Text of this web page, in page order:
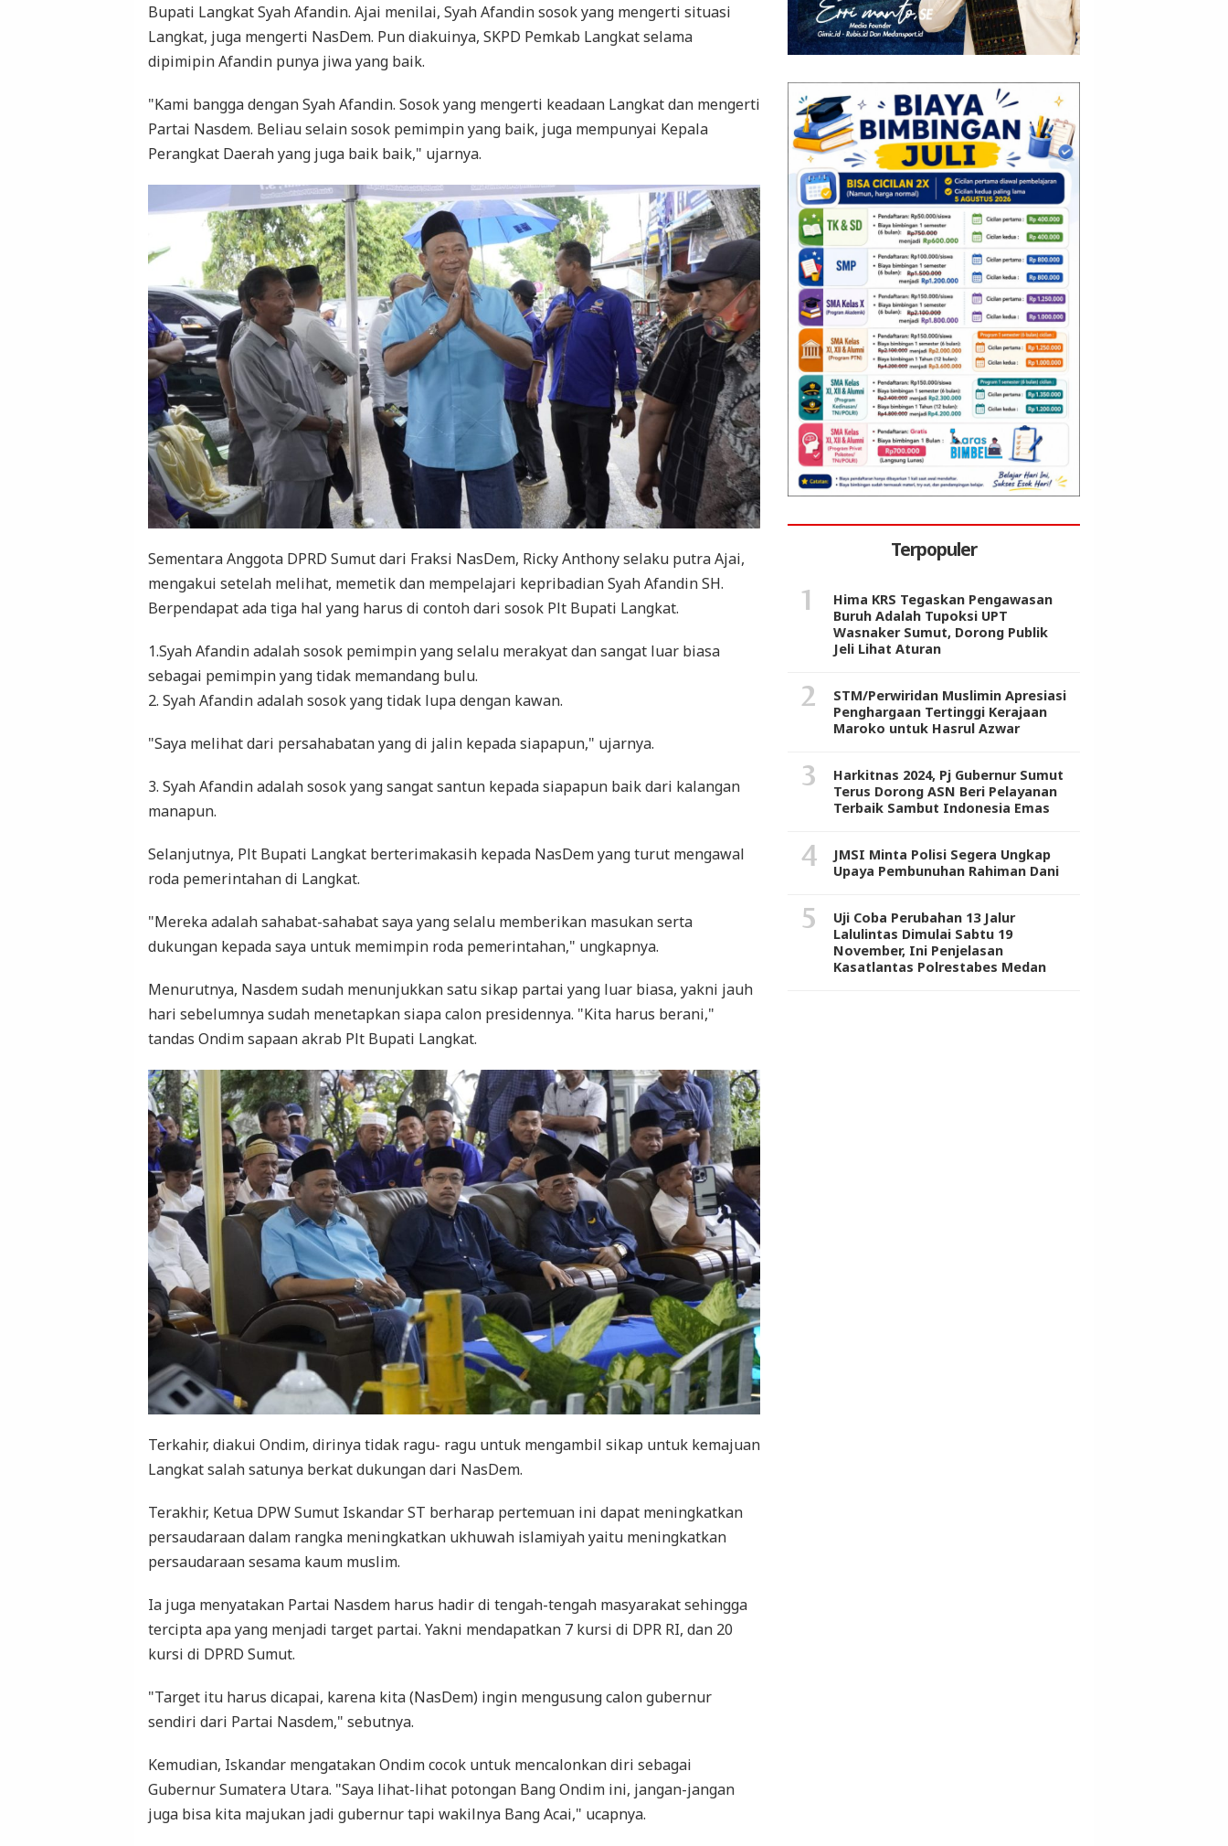
Bupati Langkat Syah Afandin. Ajai menilai, Syah Afandin sosok yang mengerti situasi
Langkat, juga mengerti NasDem. Pun diakuinya, SKPD Pemkab Langkat selama
dipimipin Afandin punya jiwa yang baik.
"Kami bangga dengan Syah Afandin. Sosok yang mengerti keadaan Langkat dan mengerti
Partai Nasdem. Beliau selain sosok pemimpin yang baik, juga mempunyai Kepala
Perangkat Daerah yang juga baik baik," ujarnya.
Sementara Anggota DPRD Sumut dari Fraksi NasDem, Ricky Anthony selaku putra Ajai,
mengakui setelah melihat, memetik dan mempelajari kepribadian Syah Afandin SH.
Berpendapat ada tiga hal yang harus di contoh dari sosok Plt Bupati Langkat.
1.Syah Afandin adalah sosok pemimpin yang selalu merakyat dan sangat luar biasa
sebagai pemimpin yang tidak memandang bulu.
2. Syah Afandin adalah sosok yang tidak lupa dengan kawan.
"Saya melihat dari persahabatan yang di jalin kepada siapapun," ujarnya.
3. Syah Afandin adalah sosok yang sangat santun kepada siapapun baik dari kalangan
manapun.
Selanjutnya, Plt Bupati Langkat berterimakasih kepada NasDem yang turut mengawal
roda pemerintahan di Langkat.
"Mereka adalah sahabat-sahabat saya yang selalu memberikan masukan serta
dukungan kepada saya untuk memimpin roda pemerintahan," ungkapnya.
Menurutnya, Nasdem sudah menunjukkan satu sikap partai yang luar biasa, yakni jauh
hari sebelumnya sudah menetapkan siapa calon presidennya. "Kita harus berani,"
tandas Ondim sapaan akrab Plt Bupati Langkat.
Terkahir, diakui Ondim, dirinya tidak ragu- ragu untuk mengambil sikap untuk kemajuan
Langkat salah satunya berkat dukungan dari NasDem.
Terakhir, Ketua DPW Sumut Iskandar ST berharap pertemuan ini dapat meningkatkan
persaudaraan dalam rangka meningkatkan ukhuwah islamiyah yaitu meningkatkan
persaudaraan sesama kaum muslim.
Ia juga menyatakan Partai Nasdem harus hadir di tengah-tengah masyarakat sehingga
tercipta apa yang menjadi target partai. Yakni mendapatkan 7 kursi di DPR RI, dan 20
kursi di DPRD Sumut.
"Target itu harus dicapai, karena kita (NasDem) ingin mengusung calon gubernur
sendiri dari Partai Nasdem," sebutnya.
Kemudian, Iskandar mengatakan Ondim cocok untuk mencalonkan diri sebagai
Gubernur Sumatera Utara. "Saya lihat-lihat potongan Bang Ondim ini, jangan-jangan
juga bisa kita majukan jadi gubernur tapi wakilnya Bang Acai," ucapnya.
Terpopuler
Hima KRS Tegaskan Pengawasan
Buruh Adalah Tupoksi UPT
Wasnaker Sumut, Dorong Publik
Jeli Lihat Aturan
STM/Perwiridan Muslimin Apresiasi
Penghargaan Tertinggi Kerajaan
Maroko untuk Hasrul Azwar
Harkitnas 2024, Pj Gubernur Sumut
Terus Dorong ASN Beri Pelayanan
Terbaik Sambut Indonesia Emas
JMSI Minta Polisi Segera Ungkap
Upaya Pembunuhan Rahiman Dani
Uji Coba Perubahan 13 Jalur
Lalulintas Dimulai Sabtu 19
November, Ini Penjelasan
Kasatlantas Polrestabes Medan